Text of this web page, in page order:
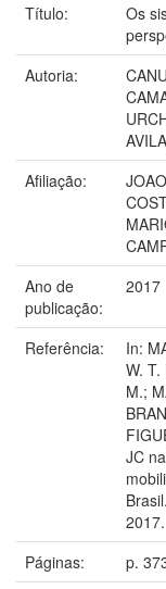
Título:
Os
Autoria:
Afiliação:
Ano de
publicação:
2017
Referência:
In:
W.
M.;
JC
2017.
Páginas:
p.